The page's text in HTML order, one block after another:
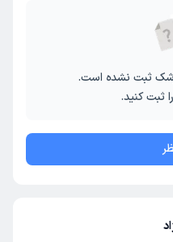
ثبت نشده است.
ثبت کنید.